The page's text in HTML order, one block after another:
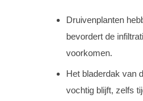
Druivenplanten
bevordert de
voorkomen.
Het bladerdak van
vochtig blijft, zelfs